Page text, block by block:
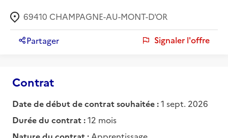
69410 CHAMPAGNE-AU-MONT-D'OR
Partager Signaler l'offre
Contrat
Date de début de contrat souhaitée :1 sept. 2026
Durée du contrat :12 mois
Nature du contrat : Apprentissage